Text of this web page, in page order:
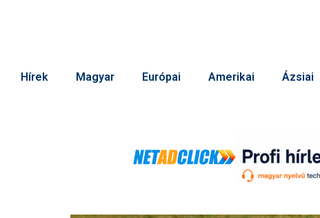
Hírek Magyar Európai Amerikai Ázsiai